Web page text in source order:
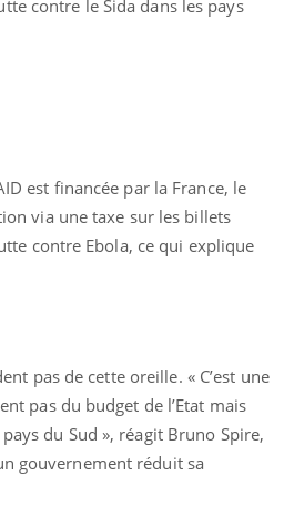
contre le Sida dans les pays
est financée par la France, le
via une taxe sur les billets
contre Ebola, ce qui explique
pas de cette oreille. « C’est une
pas du budget de l’Etat mais
du Sud », réagit Bruno Spire,
gouvernement réduit sa
& Charge mentale : et si on
en parler?? Youtube